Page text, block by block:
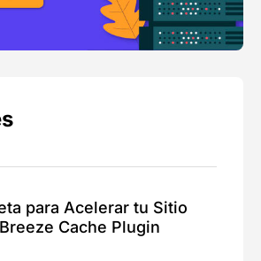
para Acelerar tu Sitio
Cache Plugin